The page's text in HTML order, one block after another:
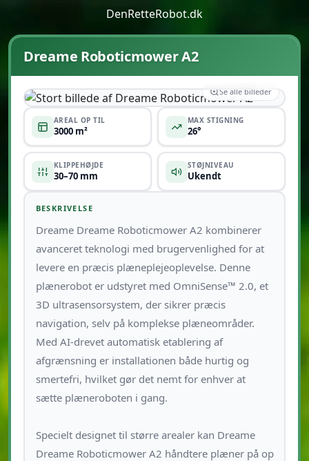
DenRetteRobot.dk
Dreame Roboticmower A2
Se alle billeder
AREAL OP TIL
3000 m²
MAX STIGNING
26°
KLIPPEHØJDE
30–70 mm
STØJNIVEAU
Ukendt
BESKRIVELSE
Dreame Dreame Roboticmower A2 kombinerer
avanceret teknologi med brugervenlighed for at
levere en præcis plæneplejeoplevelse. Denne
plænerobot er udstyret med OmniSense™ 2.0, et
3D ultrasensorsystem, der sikrer præcis
navigation, selv på komplekse plæneområder.
Med AI-drevet automatisk etablering af
afgrænsning er installationen både hurtig og
smertefri, hvilket gør det nemt for enhver at
sætte plæneroboten i gang.
Specielt designet til større arealer kan Dreame
Dreame Roboticmower A2 håndtere plæner på op